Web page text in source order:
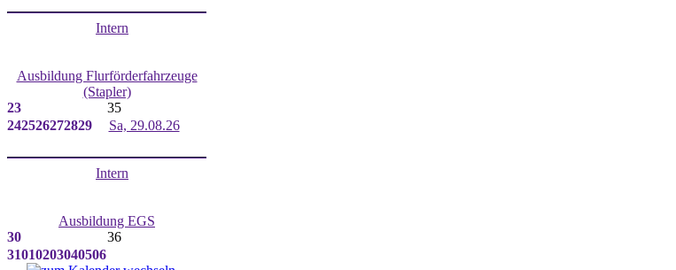
Intern
Ausbildung Flurförderfahrzeuge
(Stapler)
23
35
242526272829 Sa, 29.08.26
Intern
Ausbildung EGS
30
36
31010203040506